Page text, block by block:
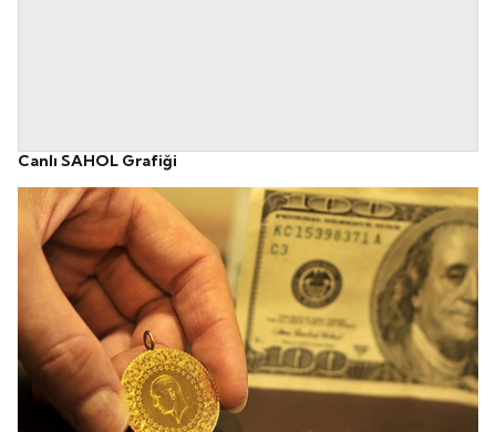
Canlı SAHOL Grafiği